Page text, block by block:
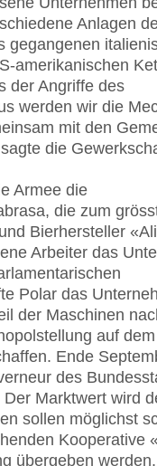
Anlagen
gegangenen
amerikanischen
der Angriffe des
werden wir die
mit den
die
Armee die
die zum
Bierhersteller
Arbeiter das
Polar das
der Maschinen
auf dem
Ende
des
Marktwert wird
sollen möglichst
Kooperative
übergeben werden.